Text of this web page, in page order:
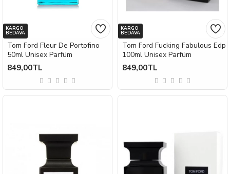
KARGO
BEDAVA
Tom Ford Fleur De Portofino
50ml Unisex Parfüm
849,00TL
KARGO
BEDAVA
Tom Ford Fucking Fabulous Edp
100ml Unisex Parfüm
849,00TL